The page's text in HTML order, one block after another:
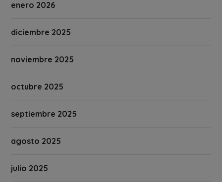
enero 2026
diciembre 2025
noviembre 2025
octubre 2025
septiembre 2025
agosto 2025
julio 2025